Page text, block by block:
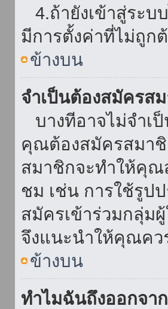
4.ถ้ายังเข้าสู่ระบ
มีการตั้งค่าที่ไม่ถูก
ข้างบน
จำเป็นต้องสมัครส
บางทีอาจไม่จำเ
คุณต้องสมัครสมาชิ
สมาชิกจะทำให้คุณ
ชม เช่น การใช้รูป
สมัครเข้าร่วมกลุ่ม
จึงแนะนำให้คุณคว
ข้างบน
ทำไมฉันถึงออกจา